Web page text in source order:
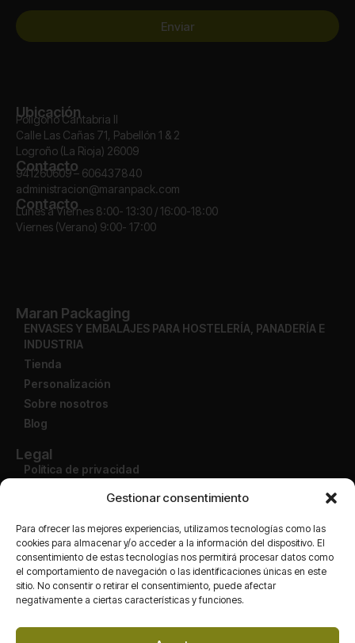
Gestionar consentimiento
Para ofrecer las mejores experiencias, utilizamos tecnologías como las
cookies para almacenar y/o acceder a la información del dispositivo. El
consentimiento de estas tecnologías nos permitirá procesar datos como
el comportamiento de navegación o las identificaciones únicas en este
sitio. No consentir o retirar el consentimiento, puede afectar
negativamente a ciertas características y funciones.
Enviar
Ubicación
Polígono Cantabria II
Calle Las Cañas 71, Pabellón 1 & 2
Logroño (La Rioja) 26009
Contacto
941260609 – 606437840
administracion@maranpack.com
Contacto
Lunes a Viernes 8:00- 13:30 / 16:00-18:00
Viernes (Verano) 9:00- 17:00
Maran Packaging
ENVASES Y EMBALAJES PARA HOSTELERÍA, PANADERÍA E
INDUSTRIA
Tienda
Personalización
Sobre nosotros
Blog
Legal
Política de privacidad
Política de devolución
Cuenta
Mi cuenta
Finalizar compra